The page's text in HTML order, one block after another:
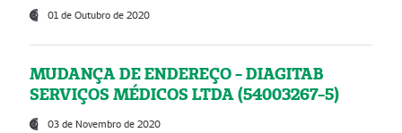
01 de Outubro de 2020
MUDANÇA DE ENDEREÇO - DIAGITAB
SERVIÇOS MÉDICOS LTDA (54003267-5)
03 de Novembro de 2020